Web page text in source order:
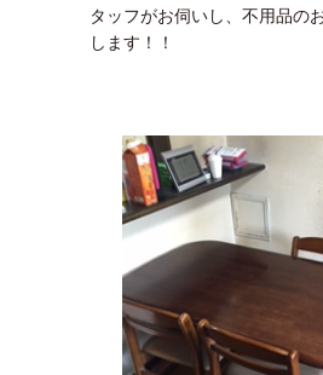
タッフがお伺いし、不用品の
します！！